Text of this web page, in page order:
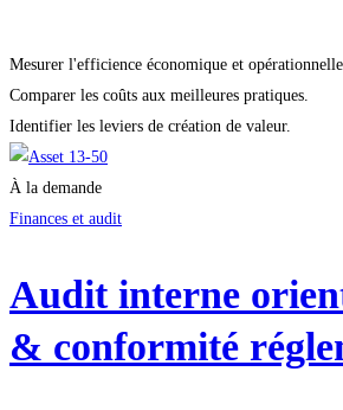
Mesurer l'efficience économique et
Comparer les coûts aux meilleures pratiques.
Identifier les leviers de création de valeur.
À la demande
Finances et audit
Audit interne
& conformité